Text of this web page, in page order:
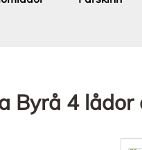
Byrå 4